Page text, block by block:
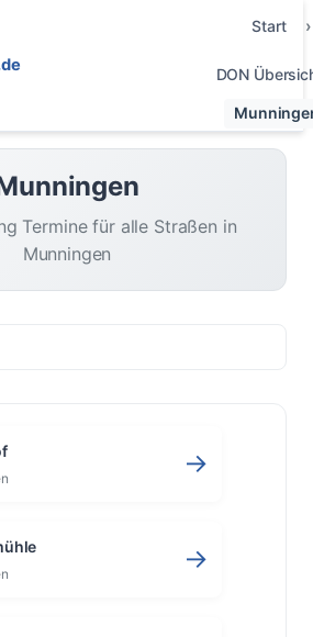
Start
DON
Termine für alle Straßen in
Munningen
→
→